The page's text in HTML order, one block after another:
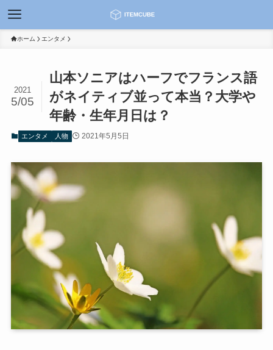
ホーム エンタメ
山本ソニアはハーフでフランス語
がネイティブ並って本当？大学や
年齢・生年月日は？
2021
5/05
エンタメ 人物 2021年5月5日